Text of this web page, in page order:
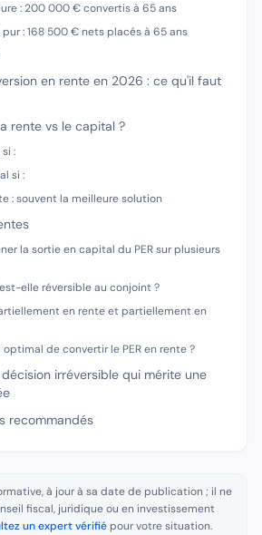
: 200 000 € convertis à 65 ans
: 168 500 € nets placés à 65 ans
en rente en 2026 : ce qu'il faut
rente vs le capital ?
:
si :
: souvent la meilleure solution
la sortie en capital du PER sur plusieurs
elle réversible au conjoint ?
en rente et partiellement en
de convertir le PER en rente ?
irréversible qui mérite une
recommandés
à jour à sa date de publication ; il ne
fiscal, juridique ou en investissement
un expert vérifiépour votre situation.